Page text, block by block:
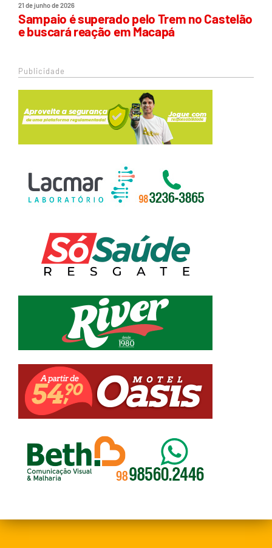
21 de junho de 2026
Sampaio é superado pelo Trem no Castelão
e buscará reação em Macapá
Publicidade